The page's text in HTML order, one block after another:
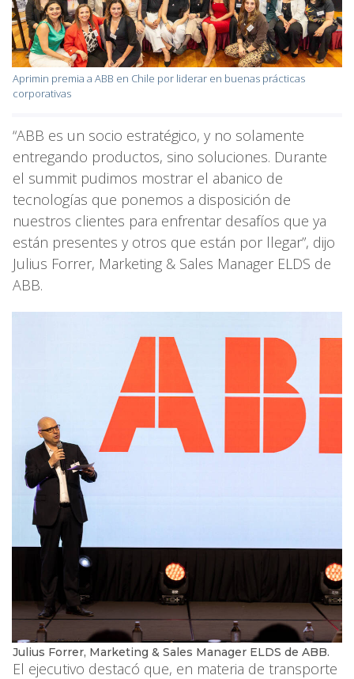
Aprimin premia a ABB en Chile por liderar en buenas prácticas
corporativas
“ABB es un socio estratégico, y no solamente
entregando productos, sino soluciones. Durante
el summit pudimos mostrar el abanico de
tecnologías que ponemos a disposición de
nuestros clientes para enfrentar desafíos que ya
están presentes y otros que están por llegar”, dijo
Julius Forrer, Marketing & Sales Manager ELDS de
ABB.
Julius Forrer, Marketing & Sales Manager ELDS de ABB.
El ejecutivo destacó que, en materia de transporte